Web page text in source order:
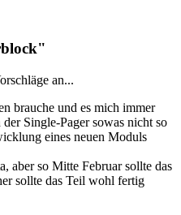
an...
brauche und es mich immer
Single-Pager sowas nicht so
eines neuen Moduls
aber so Mitte Februar sollte das
sollte das Teil wohl fertig